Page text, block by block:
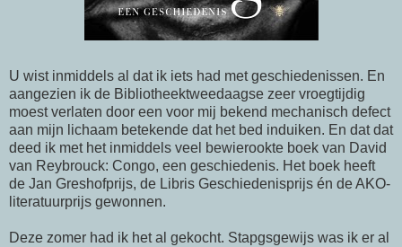
U wist inmiddels al dat ik iets had met geschiedenissen. En
aangezien ik de Bibliotheektweedaagse zeer vroegtijdig
moest verlaten door een voor mij bekend mechanisch defect
aan mijn lichaam betekende dat het bed induiken. En dat dat
deed ik met het inmiddels veel bewierookte boek van David
van Reybrouck: Congo, een geschiedenis. Het boek heeft
de Jan Greshofprijs, de Libris Geschiedenisprijs én de AKO-
literatuurprijs gewonnen.
Deze zomer had ik het al gekocht. Stapgsgewijs was ik er al